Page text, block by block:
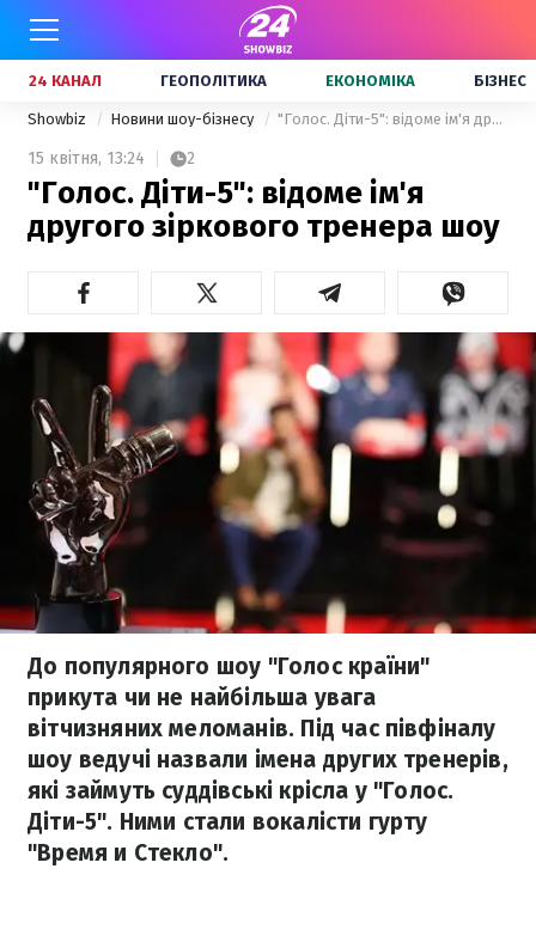
24 КАНАЛ ГЕОПОЛІТИКА ЕКОНОМІКА БІЗНЕС
Showbiz Новини шоу-бізнесу "Голос. Діти-5": відоме ім'я другого зіркового тренера шоу
15 квітня, 13:24 2
"Голос. Діти-5": відоме ім'я
другого зіркового тренера шоу
До популярного шоу "Голос країни"
прикута чи не найбільша увага
вітчизняних меломанів. Під час півфіналу
шоу ведучі назвали імена других тренерів,
які займуть суддівські крісла у "Голос.
Діти-5". Ними стали вокалісти гурту
"Время и Стекло".